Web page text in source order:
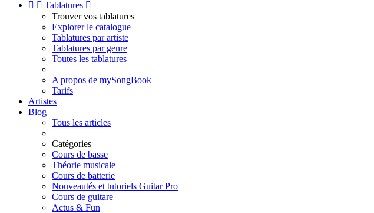
  Tablatures 
Trouver vos tablatures
Explorer le catalogue
Tablatures par artiste
Tablatures par genre
Toutes les tablatures
A propos de mySongBook
Tarifs
Artistes
Blog
Tous les articles
Catégories
Cours de basse
Théorie musicale
Cours de batterie
Nouveautés et tutoriels Guitar Pro
Cours de guitare
Actus & Fun